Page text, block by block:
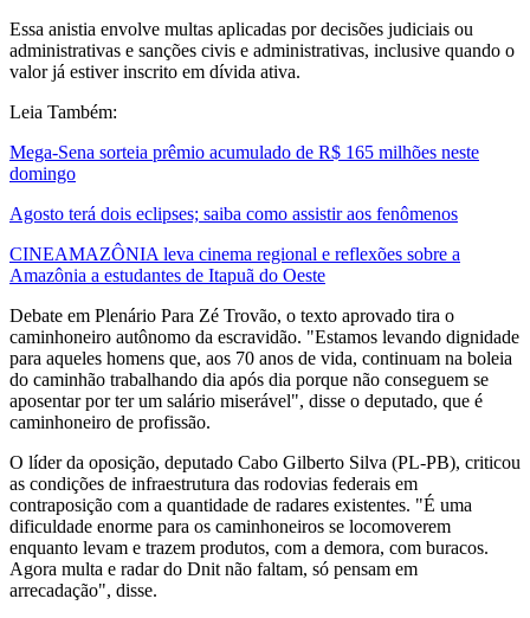
Essa anistia envolve multas aplicadas por decisões judiciais ou
administrativas e sanções civis e administrativas, inclusive quando o
valor já estiver inscrito em dívida ativa.
Leia Também:
Mega-Sena sorteia prêmio acumulado de R$ 165 milhões neste
domingo
Agosto terá dois eclipses; saiba como assistir aos fenômenos
CINEAMAZÔNIA leva cinema regional e reflexões sobre a
Amazônia a estudantes de Itapuã do Oeste
Debate em Plenário Para Zé Trovão, o texto aprovado tira o
caminhoneiro autônomo da escravidão. "Estamos levando dignidade
para aqueles homens que, aos 70 anos de vida, continuam na boleia
do caminhão trabalhando dia após dia porque não conseguem se
aposentar por ter um salário miserável", disse o deputado, que é
caminhoneiro de profissão.
O líder da oposição, deputado Cabo Gilberto Silva (PL-PB), criticou
as condições de infraestrutura das rodovias federais em
contraposição com a quantidade de radares existentes. "É uma
dificuldade enorme para os caminhoneiros se locomoverem
enquanto levam e trazem produtos, com a demora, com buracos.
Agora multa e radar do Dnit não faltam, só pensam em
arrecadação", disse.